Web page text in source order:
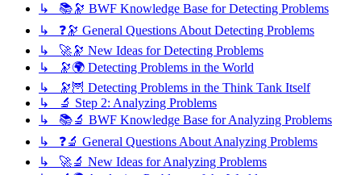
↳ 📚🔭 BWF Knowledge Base for Detecting Problems
↳ ❓🔭 General Questions About Detecting Problems
↳ 🚀🔭 New Ideas for Detecting Problems
↳ 🔭🌍 Detecting Problems in the World
↳ 🔭🦉 Detecting Problems in the Think Tank Itself
↳ 🔬 Step 2: Analyzing Problems
↳ 📚🔬 BWF Knowledge Base for Analyzing Problems
↳ ❓🔬 General Questions About Analyzing Problems
↳ 🚀🔬 New Ideas for Analyzing Problems